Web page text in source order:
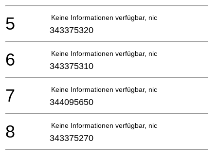
Keine Informationen verfügbar, nicht bestellbar
5 343375320
Keine Informationen verfügbar, nicht bestellbar
6 343375310
Keine Informationen verfügbar, nicht bestellbar
7 344095650
Keine Informationen verfügbar, nicht bestellbar
8 343375270